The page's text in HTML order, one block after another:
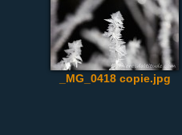
_MG_0418 copie.jpg